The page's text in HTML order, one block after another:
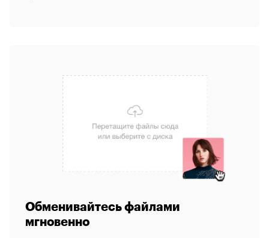
Обменивайтесь файлами
мгновенно